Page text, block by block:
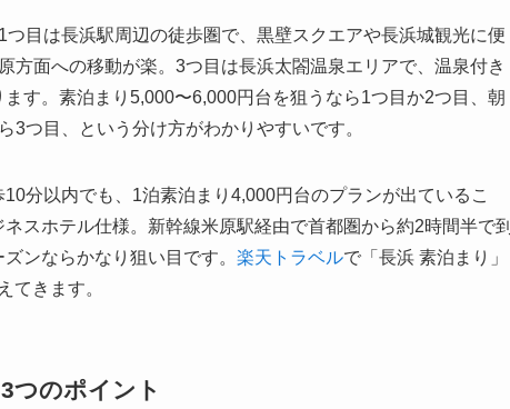
目は長浜駅周辺の徒歩圏で、黒壁スクエアや長浜城観光に便
方面への移動が楽。3つ目は長浜太閤温泉エリアで、温泉付き
す。素泊まり5,000〜6,000円台を狙うなら1つ目か2つ目、朝
つ目、という分け方がわかりやすいです。
分以内でも、1泊素泊まり4,000円台のプランが出ているこ
スホテル仕様。新幹線米原駅経由で首都圏から約2時間半で到
ンならかなり狙い目です。 楽天トラベルで「長浜 素泊まり」
てきます。
つのポイント